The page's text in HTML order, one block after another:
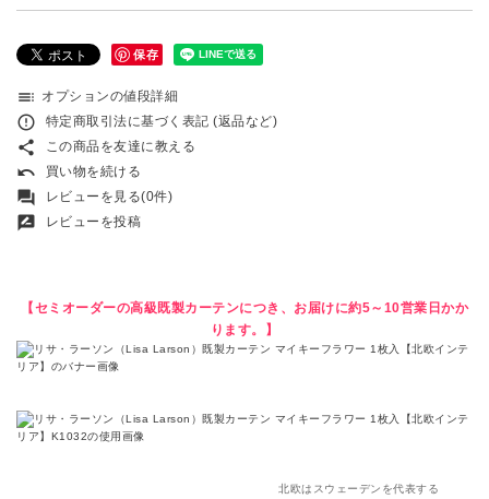
保存
toc オプションの値段詳細
error_outline 特定商取引法に基づく表記 (返品など)
share この商品を友達に教える
undo 買い物を続ける
forum レビューを見る(0件)
rate_review レビューを投稿
【セミオーダーの高級既製カーテンにつき、お届けに約5～10営業日かか
ります。】
北欧はスウェーデンを代表する